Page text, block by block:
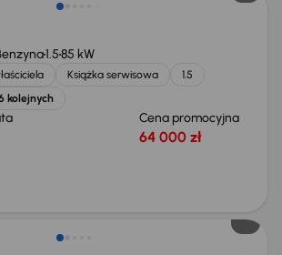
1.585 kW
Książka serwisowa
1.5
kolejnych
Cena promocyjna
64 000 zł